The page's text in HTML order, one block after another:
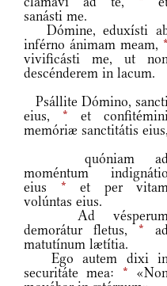
sanásti me.
Dómine, eduxísti
inférno ánimam meam, *
vivificásti me, ut
descénderem in lacum.
Psállite Dómino,
eius, * et
memóriæ sanctitátis eius,
quóniam
moméntum indignátio
eius * et per
volúntas eius.
Ad
demorátur fletus, *
matutínum lætítia.
Ego autem dixi
securitáte mea: *